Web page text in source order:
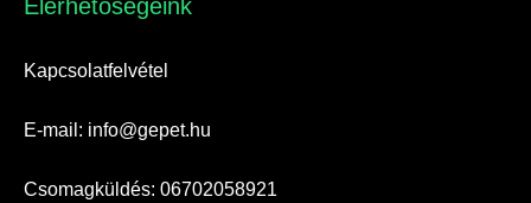
Elérhetőségeink​
Kapcsolatfelvétel
E-mail: info@gepet.hu
Csomagküldés: 06702058921